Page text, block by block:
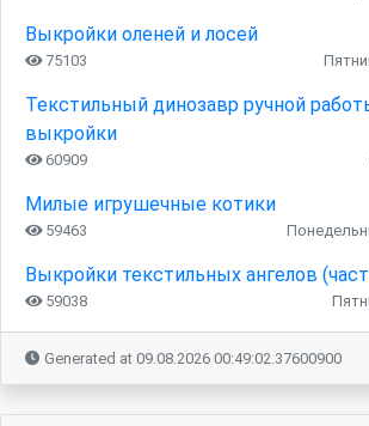
Выкройки оленей и лосей
75103
Текстильный динозавр ручной
выкройки
60909
Милые игрушечные котики
59463
Выкройки текстильных ангелов
59038
Generated at 09.08.2026 00:49:02.37600900